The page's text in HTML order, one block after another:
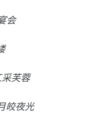
会
采芙蓉
皎夜光